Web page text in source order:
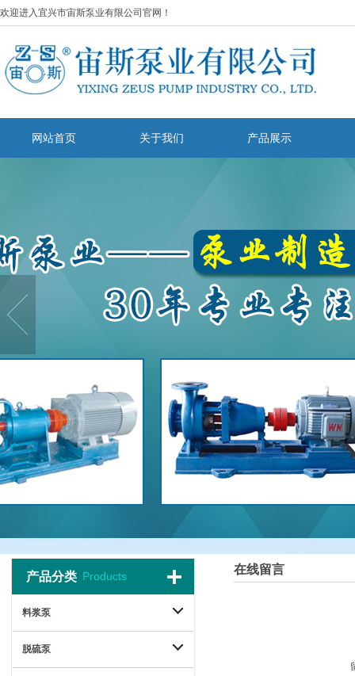
欢迎进入宜兴市宙斯泵业有限公司官网！
网站首页 关于我们 产品展示
在线留言
产品分类 Products
料浆泵
脱硫泵